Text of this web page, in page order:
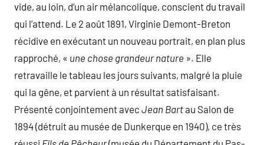
vide, au loin, d’un air mélancolique, conscient du travail
qui l’attend. Le 2 août 1891, Virginie Demont-Breton
récidive en exécutant un nouveau portrait, en plan plus
rapproché, « une chose grandeur nature ». Elle
retravaille le tableau les jours suivants, malgré la pluie
qui la gêne, et parvient à un résultat satisfaisant.
Présenté conjointement avec Jean Bartau Salon de
1894 (détruit au musée de Dunkerque en 1940), ce très